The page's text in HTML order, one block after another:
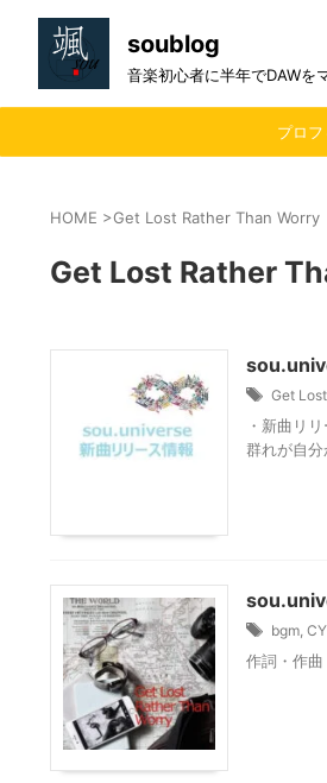
soublog
音楽初心者に半年でDAWを
プロ
HOME >Get Lost Rather Than Worry
Get Lost Rather
Get
・新曲リ
群れが自
bgm,
作詞・作